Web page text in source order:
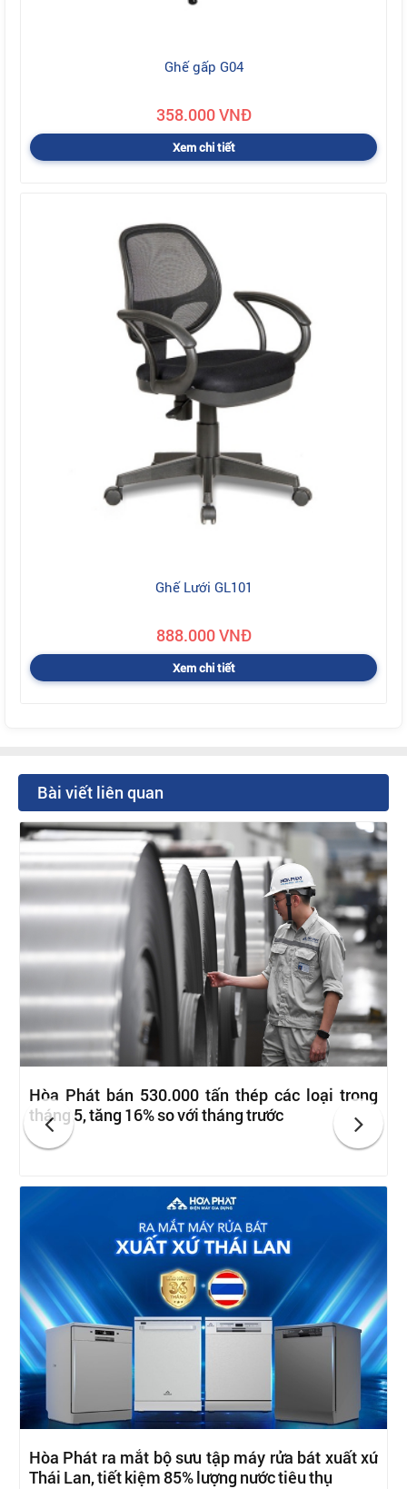
Ghế gấp G04
358.000 VNĐ
Xem chi tiết
Ghế Lưới GL101
888.000 VNĐ
Xem chi tiết
Bài viết liên quan
Hòa Phát bán 530.000 tấn thép các loại trong
tháng 5, tăng 16% so với tháng trước
Hòa Phát ra mắt bộ sưu tập máy rửa bát xuất xứ
Thái Lan, tiết kiệm 85% lượng nước tiêu thụ